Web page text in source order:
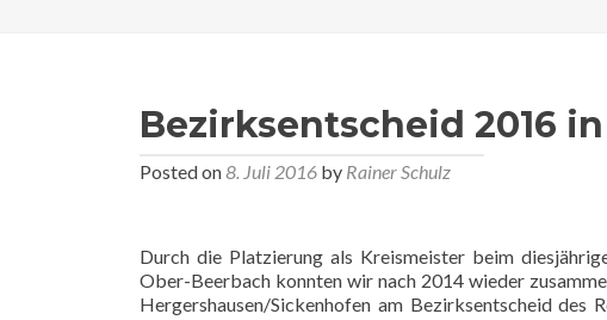
Bezirksentscheid 2016
Posted on8. Juli 2016 by Rainer Schulz
Durch die Platzierung als Kreismeister beim
Ober-Beerbach konnten wir nach 2014 wieder
Hergershausen/Sickenhofen am Bezirksentscheid